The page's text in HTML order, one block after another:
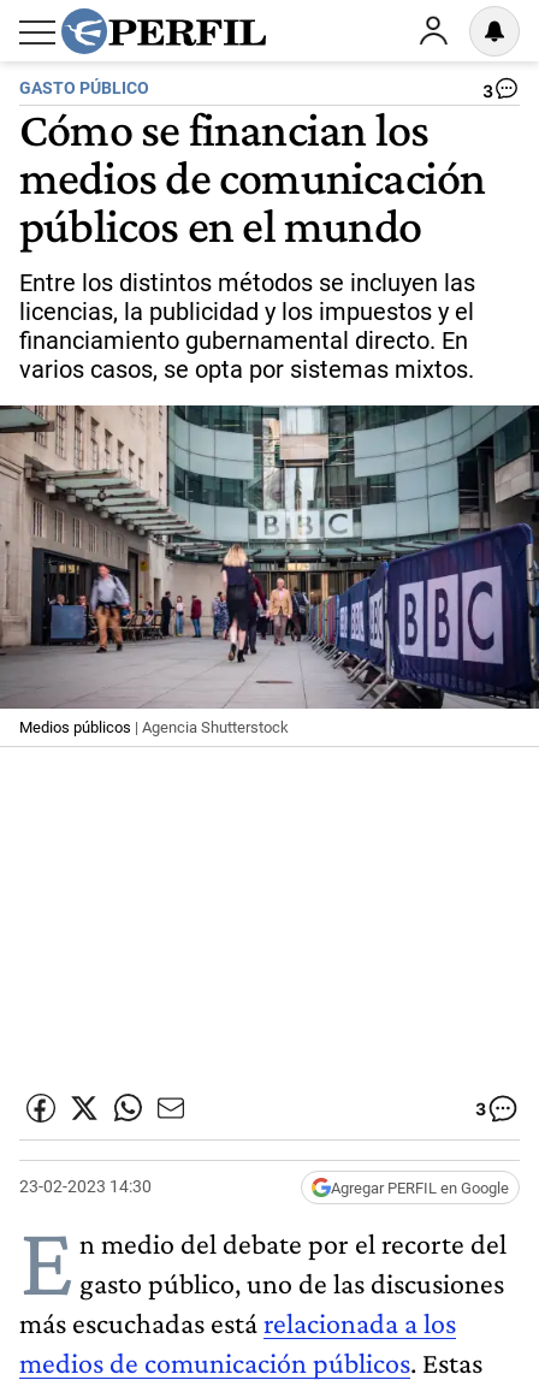
GASTO PÚBLICO 3
Cómo se financian los
medios de comunicación
públicos en el mundo
Entre los distintos métodos se incluyen las
licencias, la publicidad y los impuestos y el
financiamiento gubernamental directo. En
varios casos, se opta por sistemas mixtos.
Medios públicos | Agencia Shutterstock
3
23-02-2023 14:30 Agregar PERFIL en Google
E n medio del debate por el recorte del
gasto público, uno de las discusiones
más escuchadas estárelacionada a los
medios de comunicación públicos. Estas